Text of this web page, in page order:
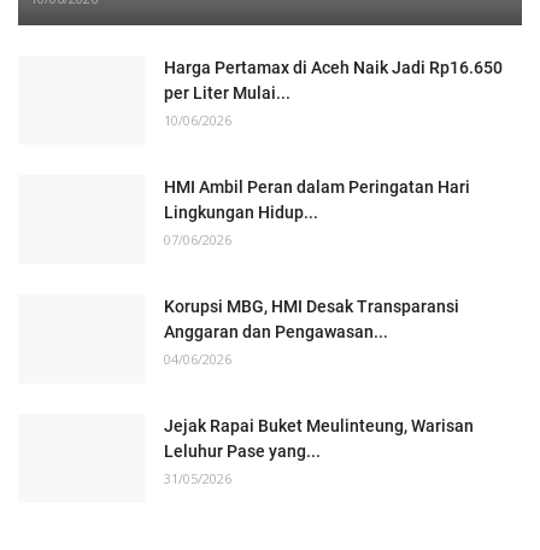
Harga Pertamax di Aceh Naik Jadi Rp16.650
per Liter Mulai...
10/06/2026
HMI Ambil Peran dalam Peringatan Hari
Lingkungan Hidup...
07/06/2026
Korupsi MBG, HMI Desak Transparansi
Anggaran dan Pengawasan...
04/06/2026
Jejak Rapai Buket Meulinteung, Warisan
Leluhur Pase yang...
31/05/2026